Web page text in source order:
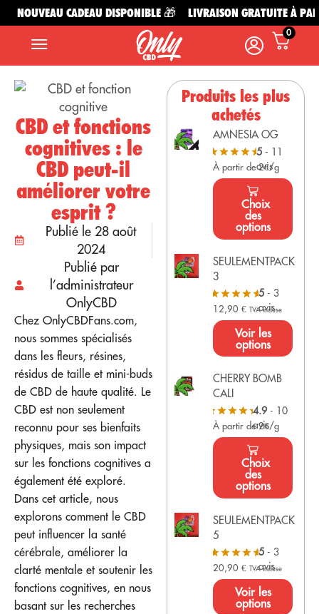
NOUVEAU CADEAU DISPONIBLE 🎁 LIVRAISON GRATUITE À
0
CBD et fonctions
cognitives : le
CBD peut-il
améliorer votre
esprit ?
Publié le 28 août
2024
Publié par
l’administrateur
OnlyCBD
Chez OnlyCBDFans.com,
nous sommes spécialisés
dans les fleurs, résines,
résidus de taille et mini-buds
de CBD de haute qualité. Le
CBD est non seulement
reconnu pour ses bienfaits
physiques, mais son impact
sur les fonctions cognitives a
également été exploré.
Dans cet article, nous
explorons comment le CBD
peut influencer la santé
cérébrale, améliorer la
clarté mentale et soutenir les
fonctions cognitives, en nous
basant sur les recherches
Produits les plus
achetés
AMNESIA OG
5- 11
avis
À partir de 2€/g
Choix
des
options
SEULEMENTPACK
3
5 - 3
avis
12,90€ TVA incluse
Voir les
options
CHERRY BOMB
CALI
4.9- 10
avis
À partir de 2€/g
Choix
des
options
SEULEMENTPACK
5
5 - 3
avis
20,90€ TVA incluse
Voir les
options